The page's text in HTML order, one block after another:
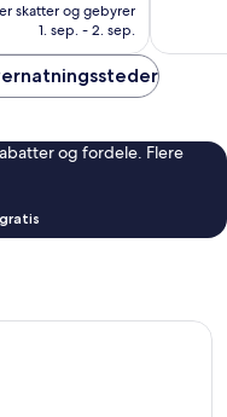
3.768 kr.
skatter og gebyrer
1. sep. - 2. sep.
og fordele. Flere